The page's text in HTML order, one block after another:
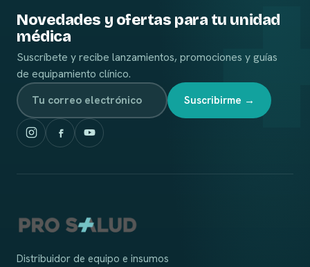
Novedades y ofertas para tu unidad
médica
Suscríbete y recibe lanzamientos, promociones y guías
de equipamiento clínico.
Suscribirme →
Distribuidor de equipo e insumos